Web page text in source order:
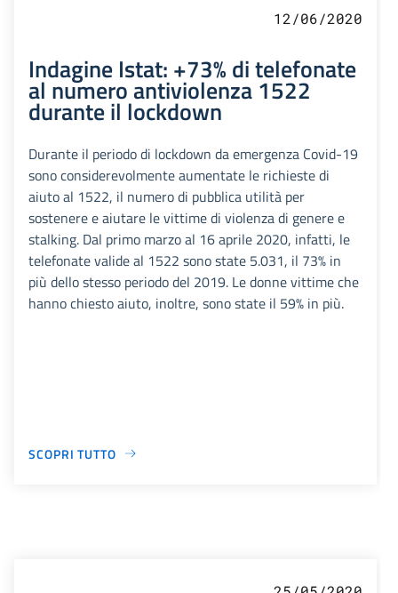
12/06/2020
Indagine Istat: +73% di telefonate
al numero antiviolenza 1522
durante il lockdown
Durante il periodo di lockdown da emergenza Covid-19
sono considerevolmente aumentate le richieste di
aiuto al 1522, il numero di pubblica utilità per
sostenere e aiutare le vittime di violenza di genere e
stalking. Dal primo marzo al 16 aprile 2020, infatti, le
telefonate valide al 1522 sono state 5.031, il 73% in
più dello stesso periodo del 2019. Le donne vittime che
hanno chiesto aiuto, inoltre, sono state il 59% in più.
SCOPRI TUTTO